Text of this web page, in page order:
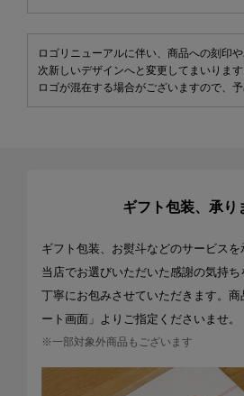
ロゴリニューアルに伴い、商品への刻印
次新しいデザインへと変更してまいりま
ロゴが混在する場合がございますので、予
ギフト包装、承り
ギフト包装、お熨斗などのサービス
当店でお選びいただいた感謝の気持
丁寧にお包みさせていただきます。商
ート画面」よりご指定くださいませ。
※一部対象外商品もございます